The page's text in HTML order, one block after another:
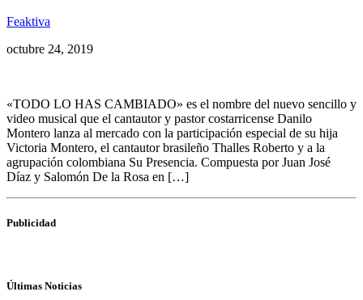
Feaktiva
octubre 24, 2019
«TODO LO HAS CAMBIADO» es el nombre del nuevo sencillo y
video musical que el cantautor y pastor costarricense Danilo
Montero lanza al mercado con la participación especial de su hija
Victoria Montero, el cantautor brasileño Thalles Roberto y a la
agrupación colombiana Su Presencia. Compuesta por Juan José
Díaz y Salomón De la Rosa en […]
Publicidad
Últimas Noticias